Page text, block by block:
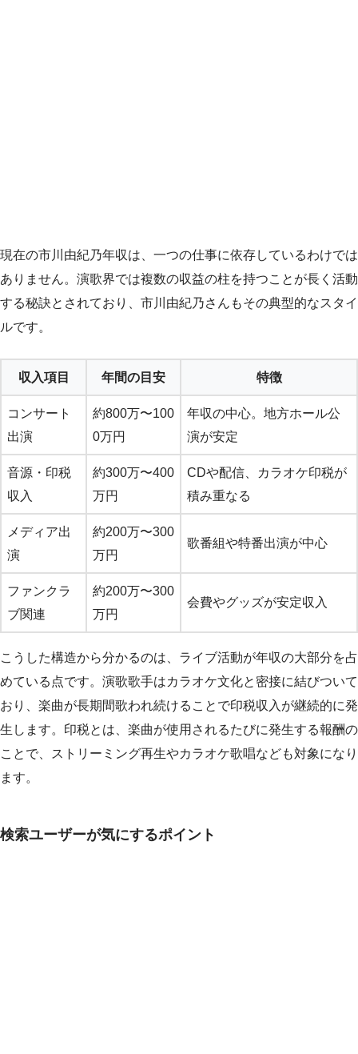
現在の市川由紀乃年収は、一つの仕事に依存しているわけでは
ありません。演歌界では複数の収益の柱を持つことが長く活動
する秘訣とされており、市川由紀乃さんもその典型的なスタイ
ルです。
収入項目 年間の目安 特徴
コンサート
出演
約800万〜100
0万円
年収の中心。地方ホール公
演が安定
音源・印税
収入
約300万〜400
万円
CDや配信、カラオケ印税が
積み重なる
メディア出
演
約200万〜300
万円
歌番組や特番出演が中心
ファンクラ
ブ関連
約200万〜300
万円
会費やグッズが安定収入
こうした構造から分かるのは、ライブ活動が年収の大部分を占
めている点です。演歌歌手はカラオケ文化と密接に結びついて
おり、楽曲が長期間歌われ続けることで印税収入が継続的に発
生します。印税とは、楽曲が使用されるたびに発生する報酬の
ことで、ストリーミング再生やカラオケ歌唱なども対象になり
ます。
検索ユーザーが気にするポイント